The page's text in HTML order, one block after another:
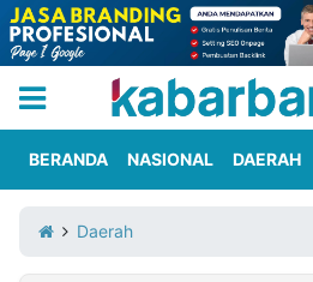
Iklan
Berita
Kami
BERANDA NASIONAL DAERAH
Daerah